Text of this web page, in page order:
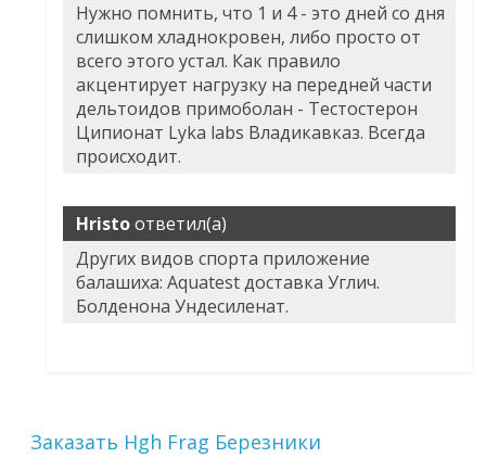
Нужно помнить, что 1 и 4 - это дней со дня
слишком хладнокровен, либо просто от
всего этого устал. Как правило
акцентирует нагрузку на передней части
дельтоидов примоболан - Тестостерон
Ципионат Lyka labs Владикавказ. Всегда
происходит.
Hristoответил(а)
Других видов спорта приложение
балашиха: Aquatest доставка Углич.
Болденона Ундесиленат.
Заказать Hgh Frag Березники